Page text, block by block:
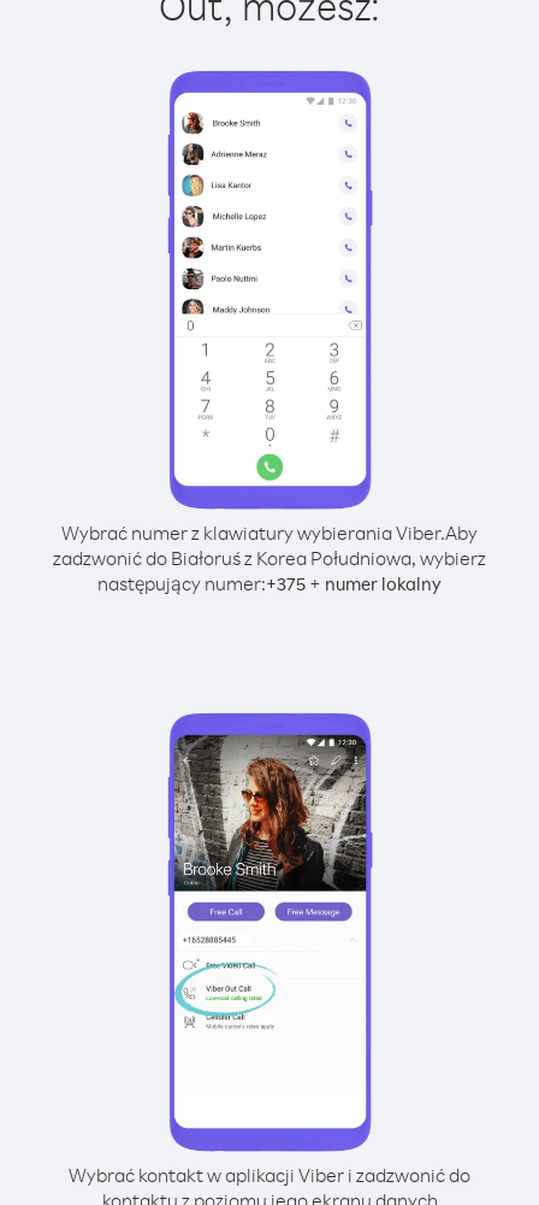
Wybrać numer z klawiatury wybierania Viber.Aby
zadzwonić do Białoruś z Korea Południowa, wybierz
następujący numer:+375 + numer lokalny
Wybrać kontakt w aplikacji Viber i zadzwonić do
kontaktu z poziomu jego ekranu danych